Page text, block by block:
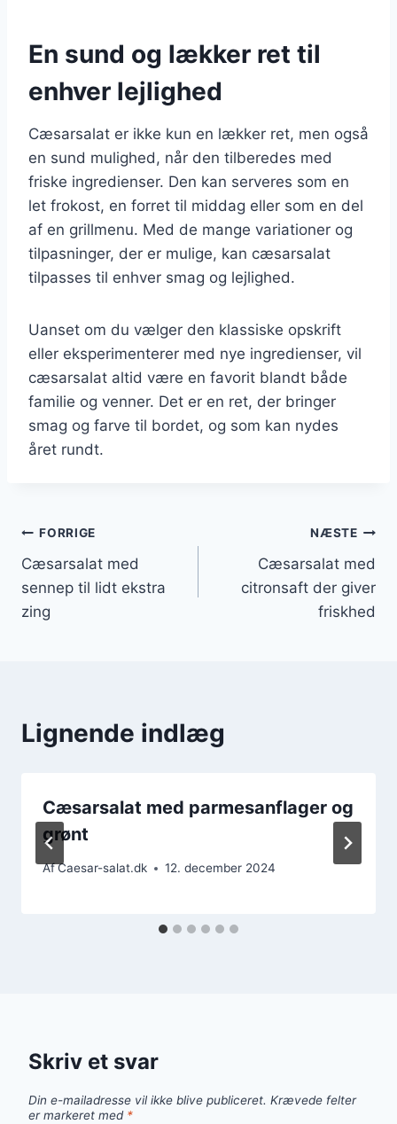
En sund og lækker ret til
enhver lejlighed
Cæsarsalat er ikke kun en lækker ret, men også
en sund mulighed, når den tilberedes med
friske ingredienser. Den kan serveres som en
let frokost, en forret til middag eller som en del
af en grillmenu. Med de mange variationer og
tilpasninger, der er mulige, kan cæsarsalat
tilpasses til enhver smag og lejlighed.
Uanset om du vælger den klassiske opskrift
eller eksperimenterer med nye ingredienser, vil
cæsarsalat altid være en favorit blandt både
familie og venner. Det er en ret, der bringer
smag og farve til bordet, og som kan nydes
året rundt.
Indlægsnavigation
FORRIGE
Cæsarsalat med
sennep til lidt ekstra
zing
NÆSTE
Cæsarsalat med
citronsaft der giver
friskhed
Lignende indlæg
Cæsarsalat med parmesanflager og
grønt
AfCaesar-salat.dk 12. december 2024
Skriv et svar
Din e-mailadresse vil ikke blive publiceret. Krævede felter
er markeret med *